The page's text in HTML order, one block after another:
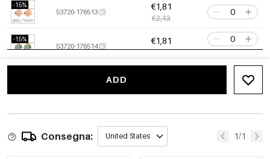
-15%
53720-176513
€1,81
€2,13
-15%
53720-176514
€1,81
€2,13 Rimangono solo 2
ADD
Consegna: United States 1/1